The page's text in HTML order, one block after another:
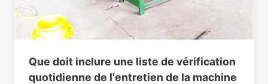
Que doit inclure une liste de vérification
quotidienne de l'entretien de la machine